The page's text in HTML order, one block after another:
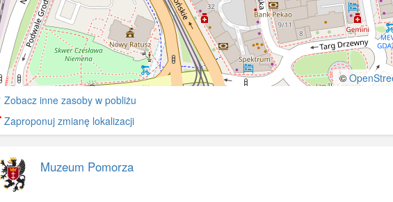
©
+
−
Zobacz inne zasoby w pobliżu
Zaproponuj zmianę lokalizacji
Muzeum Pomorza